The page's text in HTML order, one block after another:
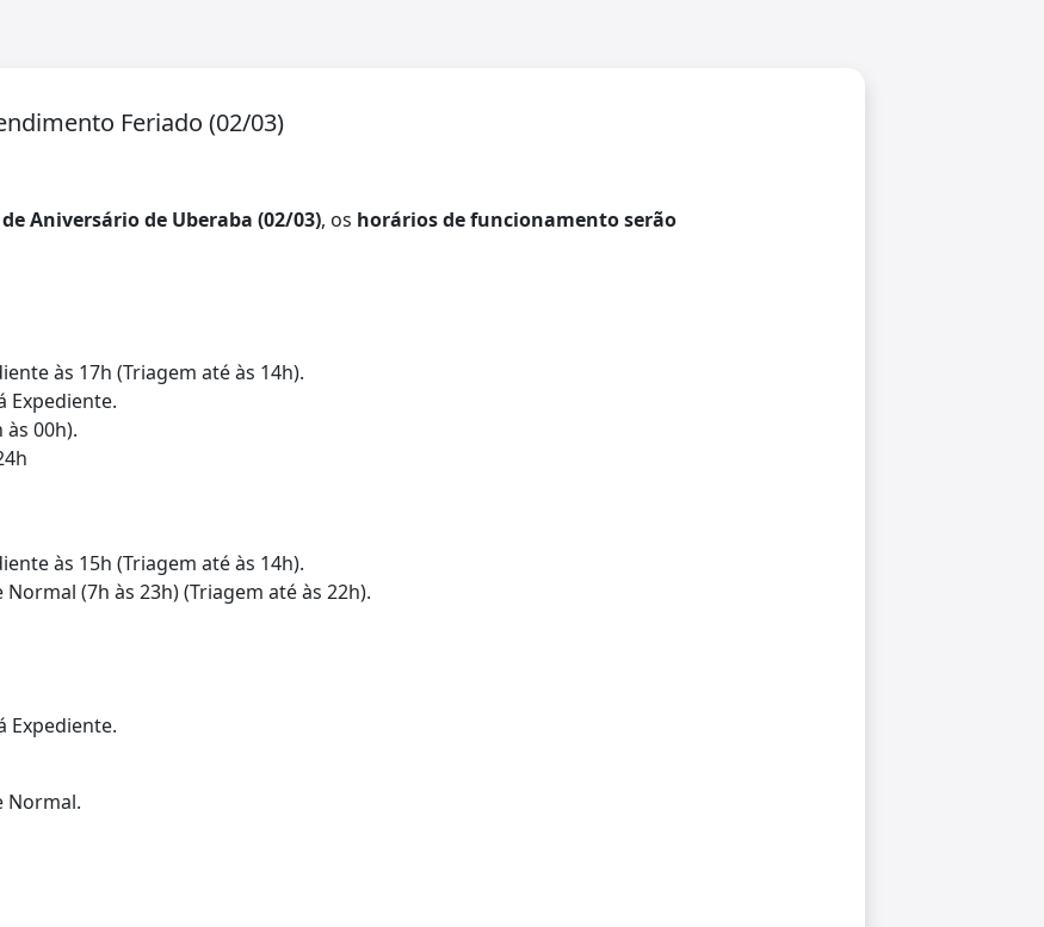
Feriado (02/03)
Aniversário de Uberaba (02/03), os horários de funcionamento serão
às 17h (Triagem até às 14h).
Expediente.
às 00h).
às 15h (Triagem até às 14h).
Normal (7h às 23h) (Triagem até às 22h).
Expediente.
Normal.